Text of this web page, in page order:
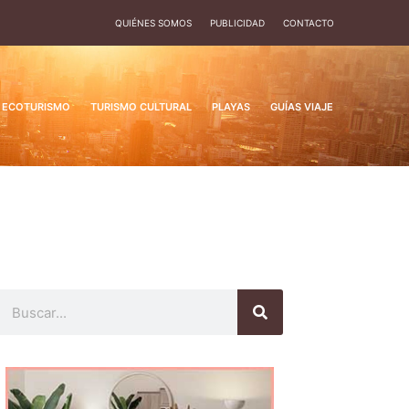
QUIÉNES SOMOS PUBLICIDAD CONTACTO
ECOTURISMO TURISMO CULTURAL PLAYAS GUÍAS VIAJE